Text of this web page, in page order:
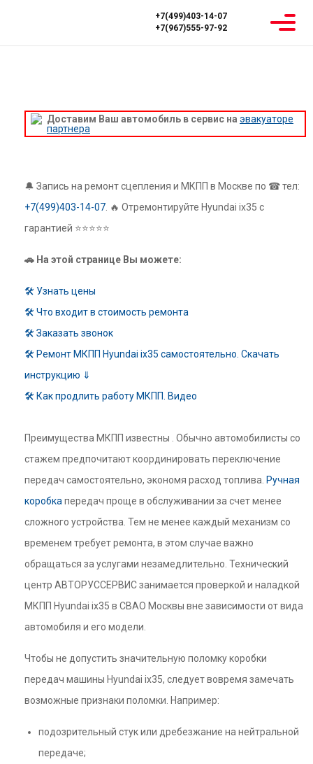
+7(499)403-14-07
+7(967)555-97-92
Доставим Ваш автомобиль в сервис на эвакуаторе
партнера
🔔 Запись на ремонт сцепления и МКПП в Москве по ☎ тел:
+7(499)403-14-07 . 🔥 Отремонтируйте Hyundai ix35 с
гарантией ⭐⭐⭐⭐⭐
🚗 На этой странице Вы можете:
🛠 Узнать цены
🛠 Что входит в стоимость ремонта
🛠 Заказать звонок
🛠 Ремонт МКПП Hyundai ix35 самостоятельно. Скачать
инструкцию ⇓
🛠 Как продлить работу МКПП. Видео
Преимущества МКПП известны . Обычно автомобилисты со
стажем предпочитают координировать переключение
передач самостоятельно, экономя расход топлива. Ручная
коробка передач проще в обслуживании за счет менее
сложного устройства. Тем не менее каждый механизм со
временем требует ремонта, в этом случае важно
обращаться за услугами незамедлительно. Технический
центр АВТОРУССЕРВИС занимается проверкой и наладкой
МКПП Hyundai ix35 в СВАО Москвы вне зависимости от вида
автомобиля и его модели.
Чтобы не допустить значительную поломку коробки
передач машины Hyundai ix35, следует вовремя замечать
возможные признаки поломки. Например:
подозрительный стук или дребезжание на нейтральной
передаче;